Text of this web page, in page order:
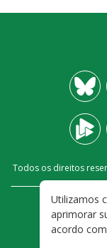
Todos os direitos
Utilizamos
aprimorar
acordo